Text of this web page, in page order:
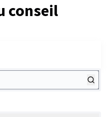
conseil